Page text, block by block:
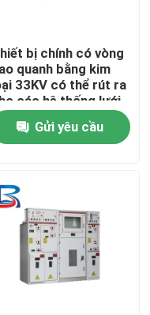
bị chính có vòng
quanh bằng kim
33KV có thể rút ra
các hệ thống lưới
Gửi yêu cầu